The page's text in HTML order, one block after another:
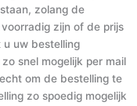
zolang de
zijn of de prijs
uw bestelling
snel mogelijk per mail
om de bestelling te
zo spoedig mogelijk